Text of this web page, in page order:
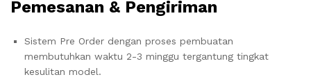
Pemesanan & Pengiriman
Sistem Pre Order dengan proses pembuatan
membutuhkan waktu 2-3 minggu tergantung tingkat
kesulitan model.